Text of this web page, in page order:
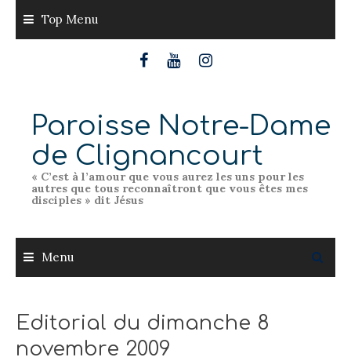
content
Top Menu
Paroisse Notre-Dame
de Clignancourt
« C’est à l’amour que vous aurez les uns pour les
autres que tous reconnaîtront que vous êtes mes
disciples » dit Jésus
Menu
Editorial du dimanche 8
novembre 2009